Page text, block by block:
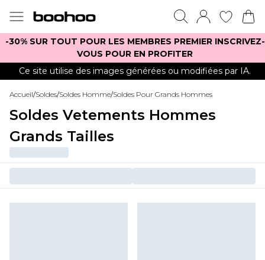
-30% SUR TOUT POUR LES MEMBRES PREMIER INSCRIVEZ-
VOUS POUR EN PROFITER
Ce site utilise des images générées ou modifiées par IA.
Accueil/Soldes/Soldes Homme/Soldes Pour Grands Hommes
Soldes Vetements Hommes
Grands Tailles